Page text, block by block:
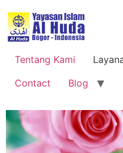
Tentang Kami
Contact
Blog